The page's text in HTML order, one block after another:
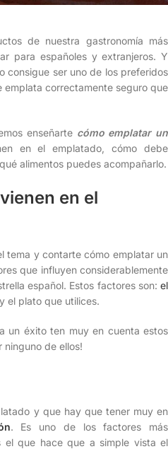
de nuestra gastronomía más
para españoles y extranjeros. Y
consigue ser uno de los preferidos
emplata correctamente seguro que
enseñarte cómo emplatar un
en el emplatado, cómo debe
alimentos puedes acompañarlo.
en el
tema y contarte cómo emplatar un
que influyen considerablemente
español. Estos factores son: el
el plato que utilices.
un éxito ten muy en cuenta estos
ninguno de ellos!
y que hay que tener muy en
. Es uno de los factores más
el que hace que a simple vista el